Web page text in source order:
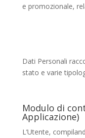
e promozionale,
Dati Personali
stato e varie
Modulo di
Applicazione)
L’Utente,